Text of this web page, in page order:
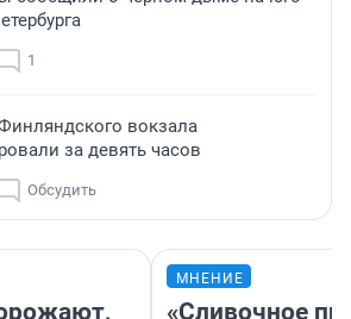
1
вокзала
за девять часов
Обсудить
МНЕНИЕ
«Сливочное